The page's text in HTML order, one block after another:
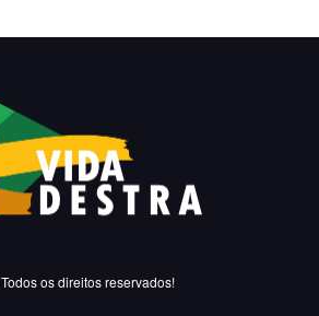
Todos os direitos reservados!